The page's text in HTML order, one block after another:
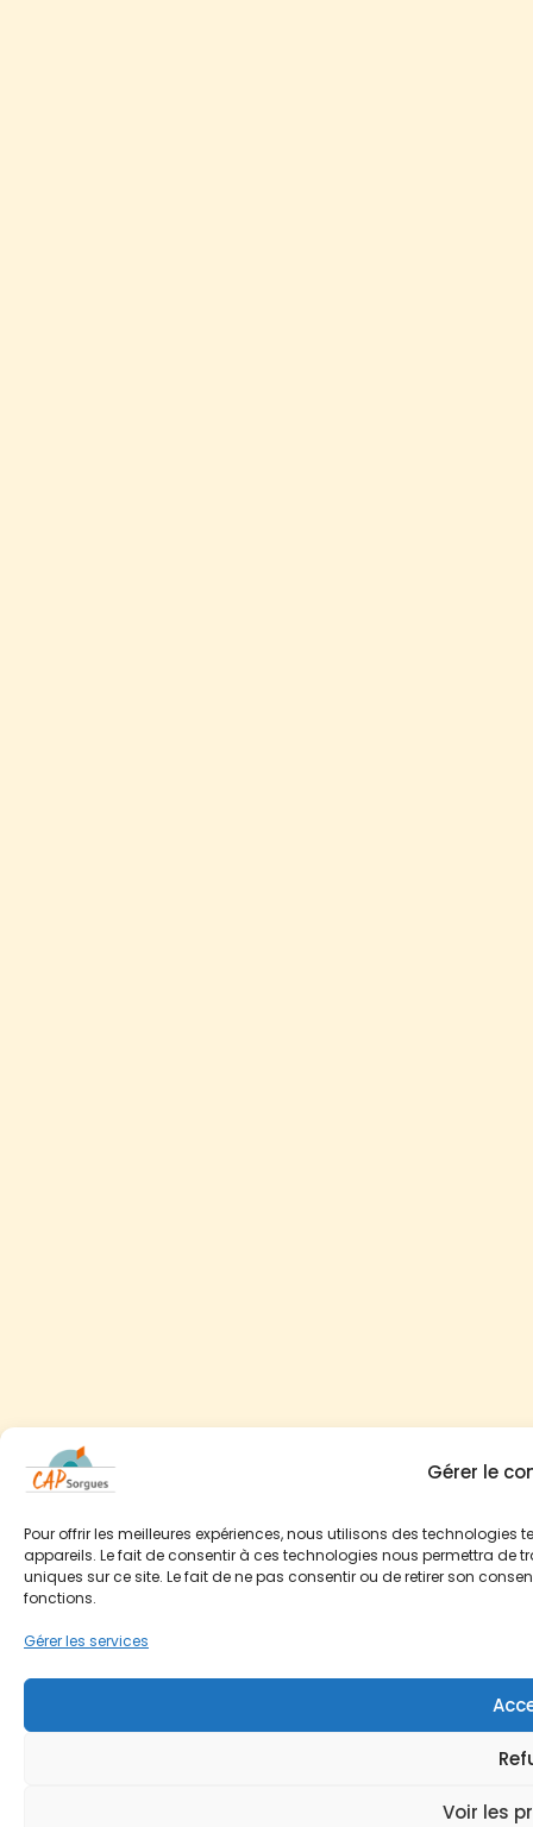
Gérer le
Pour offrir les meilleures expériences, nous utilisons des
appareils. Le fait de consentir à ces technologies nous permettra de
uniques sur ce site. Le fait de ne pas consentir ou de retirer son
fonctions.
Gérer les services
Voir les